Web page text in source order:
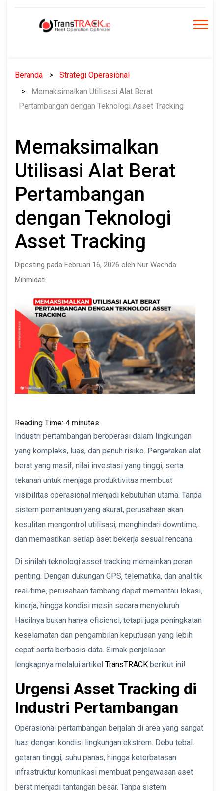
Beranda
Strategi Operasional
Memaksimalkan Utilisasi Alat Berat
Pertambangan dengan Teknologi Asset Tracking
Memaksimalkan
Utilisasi Alat Berat
Pertambangan
dengan Teknologi
Asset Tracking
Diposting pada Februari 16, 2026 oleh Nur Wachda
Mihmidati
Reading Time: 4 minutes
Industri pertambangan beroperasi dalam lingkungan
yang kompleks, luas, dan penuh risiko. Pergerakan alat
berat yang masif, nilai investasi yang tinggi, serta
tekanan untuk menjaga produktivitas membuat
visibilitas operasional menjadi kebutuhan utama. Tanpa
sistem pemantauan yang akurat, perusahaan akan
kesulitan mengontrol utilisasi, menghindari downtime,
dan memastikan setiap aset bekerja sesuai rencana.
Di sinilah teknologi asset tracking memainkan peran
penting. Dengan dukungan GPS, telematika, dan analitik
real-time, perusahaan tambang dapat memantau lokasi,
kinerja, hingga kondisi mesin secara menyeluruh.
Hasilnya bukan hanya efisiensi, tetapi juga peningkatan
keselamatan dan pengambilan keputusan yang lebih
cepat serta berbasis data. Simak penjelasan
lengkapnya melalui artikel TransTRACK berikut ini!
Urgensi Asset Tracking di
Industri Pertambangan
Operasional pertambangan berjalan di area yang sangat
luas dengan kondisi lingkungan ekstrem. Debu tebal,
getaran tinggi, suhu panas, hingga keterbatasan
infrastruktur komunikasi membuat pengawasan aset
berat menjadi tantangan besar. Tanpa sistem